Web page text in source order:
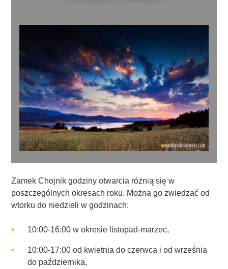
Zamek Chojnik godziny otwarcia różnią się w
poszczególnych okresach roku. Można go zwiedzać od
wtorku do niedzieli w godzinach:
10:00-16:00 w okresie listopad-marzec,
10:00-17:00 od kwietnia do czerwca i od września
do października,